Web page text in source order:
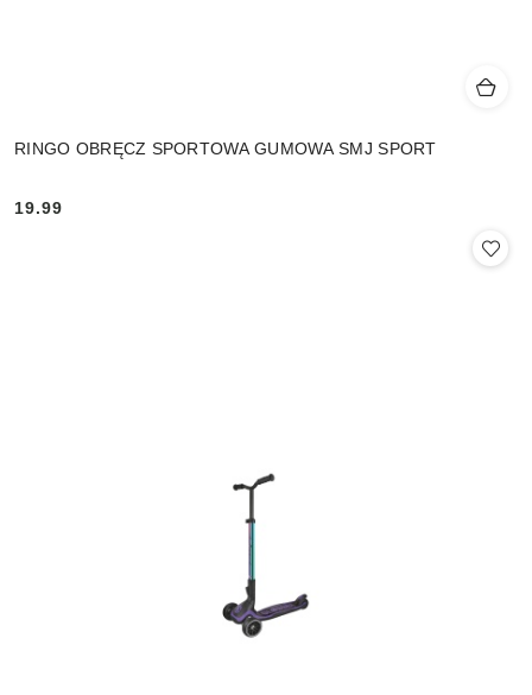
RINGO OBRĘCZ SPORTOWA GUMOWA SMJ SPORT
19.99